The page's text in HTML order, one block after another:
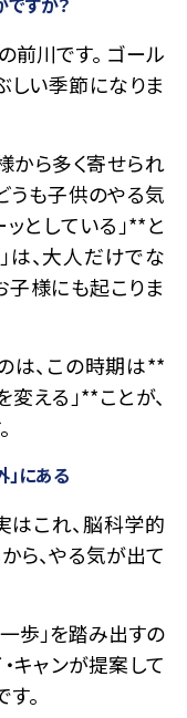
前川です。 ゴール
しい季節になりま
から多く寄せられ
うも子供のやる気
としている」**と
は、大人だけでな
子様にも起こりま
は、この時期は**
変える」**ことが、
」にある
はこれ、脳科学的
ら、やる気が出て
歩」を踏み出すの
キャンが提案して
。